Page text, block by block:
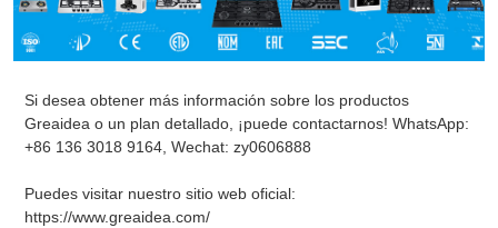
Si desea obtener más información sobre los productos
Greaidea o un plan detallado, ¡puede contactarnos! WhatsApp:
+86 136 3018 9164, Wechat: zy0606888
Puedes visitar nuestro sitio web oficial:
https://www.greaidea.com/